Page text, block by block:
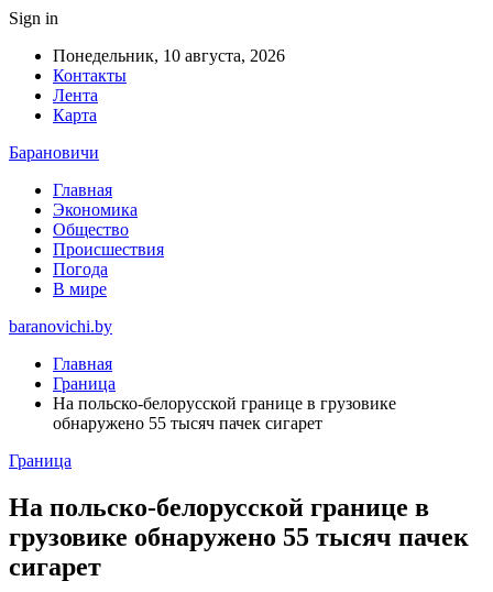
Sign in
Понедельник, 10 августа, 2026
Контакты
Лента
Карта
Барановичи
Главная
Экономика
Общество
Происшествия
Погода
В мире
baranovichi.by
Главная
Граница
На польско-белорусской границе в грузовике
обнаружено 55 тысяч пачек сигарет
Граница
На польско-белорусской границе в
грузовике обнаружено 55 тысяч пачек
сигарет